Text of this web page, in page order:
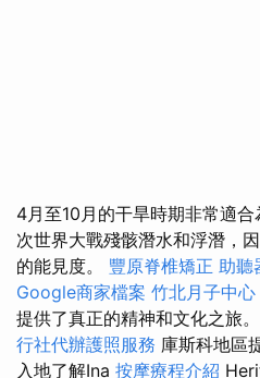
4月至10月的干旱時期非常適
次世界大戰殘骸潛水和浮潛，
的能見度。 豐原脊椎矯正 助聽
Google商家檔案 竹北月子中心
提供了真正的精神和文化之旅。
行社代辦護照服務 庫斯科地區
入地了解Ina 按摩療程介紹